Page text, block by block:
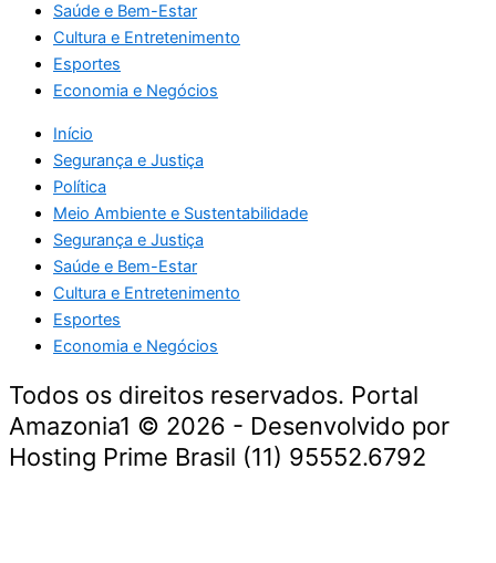
Saúde e Bem-Estar
Cultura e Entretenimento
Esportes
Economia e Negócios
Início
Segurança e Justiça
Política
Meio Ambiente e Sustentabilidade
Segurança e Justiça
Saúde e Bem-Estar
Cultura e Entretenimento
Esportes
Economia e Negócios
Todos os direitos reservados. Portal
Amazonia1 © 2026 - Desenvolvido por
Hosting Prime Brasil (11) 95552.6792